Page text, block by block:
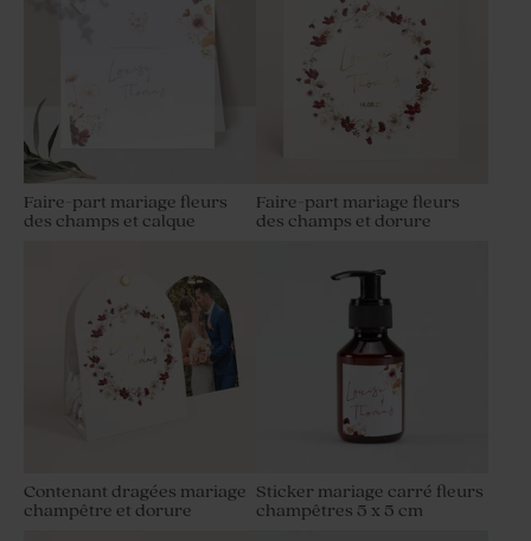
Faire-part mariage fleurs
des champs et calque
Faire-part mariage fleurs
des champs et dorure
Contenant dragées mariage
champêtre et dorure
Sticker mariage carré fleurs
champêtres 5 x 5 cm